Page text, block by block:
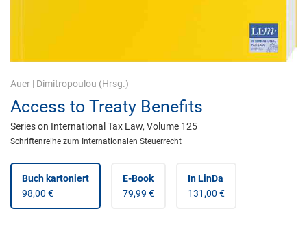
Auer | Dimitropoulou (Hrsg.)
Access to Treaty Benefits
Series on International Tax Law, Volume 125
Schriftenreihe zum Internationalen Steuerrecht
Buch kartoniert
98,00 €
E-Book
79,99 €
In LinDa
131,00 €